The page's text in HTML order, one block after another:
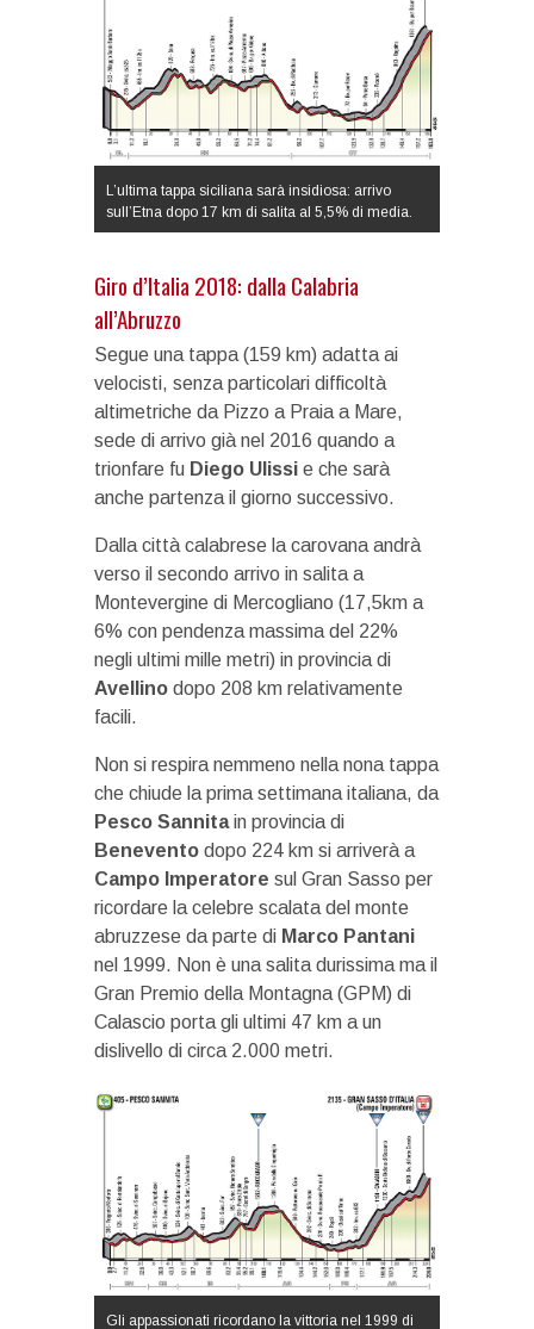
L’ultima tappa siciliana sarà insidiosa: arrivo
sull’Etna dopo 17 km di salita al 5,5% di media.
Giro d’Italia 2018: dalla Calabria
all’Abruzzo
Segue una tappa (159 km) adatta ai
velocisti, senza particolari difficoltà
altimetriche da Pizzo a Praia a Mare,
sede di arrivo già nel 2016 quando a
trionfare fu Diego Ulissi e che sarà
anche partenza il giorno successivo.
Dalla città calabrese la carovana andrà
verso il secondo arrivo in salita a
Montevergine di Mercogliano (17,5km a
6% con pendenza massima del 22%
negli ultimi mille metri) in provincia di
Avellino dopo 208 km relativamente
facili.
Non si respira nemmeno nella nona tappa
che chiude la prima settimana italiana, da
Pesco Sannitain provincia di
Benevento dopo 224 km si arriverà a
Campo Imperatore sul Gran Sasso per
ricordare la celebre scalata del monte
abruzzese da parte di Marco Pantani
nel 1999. Non è una salita durissima ma il
Gran Premio della Montagna (GPM) di
Calascio porta gli ultimi 47 km a un
dislivello di circa 2.000 metri.
Gli appassionati ricordano la vittoria nel 1999 di